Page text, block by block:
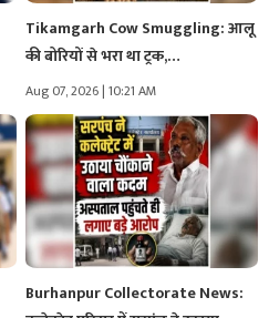
Tikamgarh Cow Smuggling: आलू
की बोरियों से भरा था ट्रक,…
Aug 07, 2026 | 10:21 AM
Burhanpur Collectorate News: